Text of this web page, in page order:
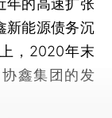
年的高速扩张
新能源债务沉
，2020年末
鑫集团的发